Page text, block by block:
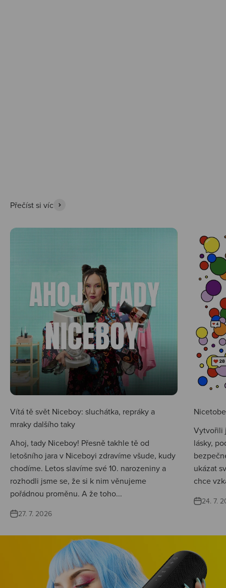
Přečíst si víc
Vítá tě svět Niceboy: sluchátka, repráky a
mraky dalšího taky
Ahoj, tady Niceboy! Přesně takhle tě od
letošního jara v Niceboyi zdravíme všude, kudy
chodíme. Letos slavíme své 10. narozeniny a
rozhodli jsme se, že si k nim věnujeme
pořádnou proměnu. A že toho...
27. 7. 2026
Vytvořili
lásky,
ukázat
chce
24. 7.